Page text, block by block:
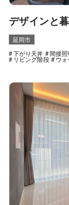
デザインと
延岡市
下がり天井
間接照
リビング階段 ウ